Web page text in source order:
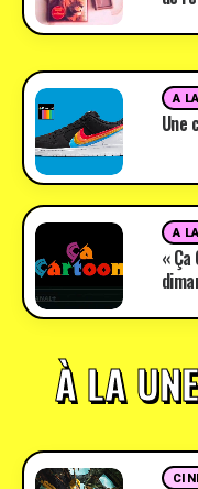
A
Une
A
«
À LA UNE